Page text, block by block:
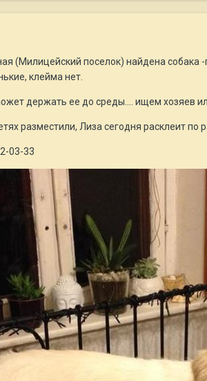
(Милицейский поселок) найдена собака
клейма нет.
держать ее до среды.... ищем хозяев
разместили, Лиза сегодня расклеит по
03-33